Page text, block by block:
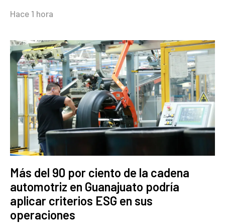
Hace 1 hora
Más del 90 por ciento de la cadena
automotriz en Guanajuato podría
aplicar criterios ESG en sus
operaciones